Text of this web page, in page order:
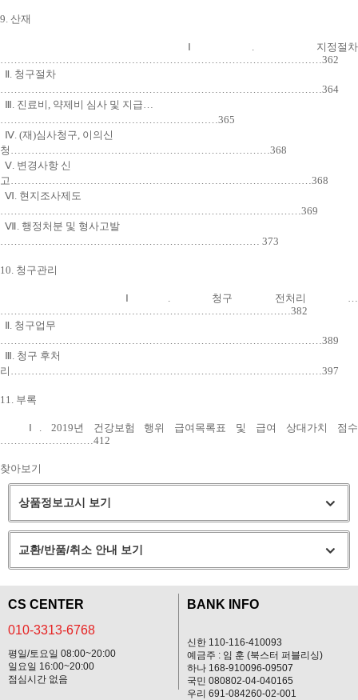
9. 산재
Ⅰ. 지정절차
…………………………………………………………………………………362
Ⅱ. 청구절차
…………………………………………………………………………………364
Ⅲ. 진료비, 약제비 심사 및 지급…
………………………………………………………365
Ⅳ. (재)심사청구, 이의신
청…………………………………………………………………368
Ⅴ. 변경사항 신
고……………………………………………………………………………368
Ⅵ. 현지조사제도
……………………………………………………………………………369
Ⅶ. 행정처분 및 형사고발
………………………………………………………………… 373
10. 청구관리
Ⅰ. 청구 전처리 …
…………………………………………………………………………382
Ⅱ. 청구업무
…………………………………………………………………………………389
Ⅲ. 청구 후처
리………………………………………………………………………………397
11. 부록
Ⅰ. 2019년 건강보험 행위 급여목록표 및 급여 상대가치 점수
………………………412
찾아보기
상품정보고시 보기
교환/반품/취소 안내 보기
CS CENTER
010-3313-6768
평일/토요일 08:00~20:00
일요일 16:00~20:00
점심시간 없음
BANK INFO
신한 110-116-410093
예금주 : 임 훈 (북스터 퍼블리싱)
하나 168-910096-09507
국민 080802-04-040165
우리 691-084260-02-001